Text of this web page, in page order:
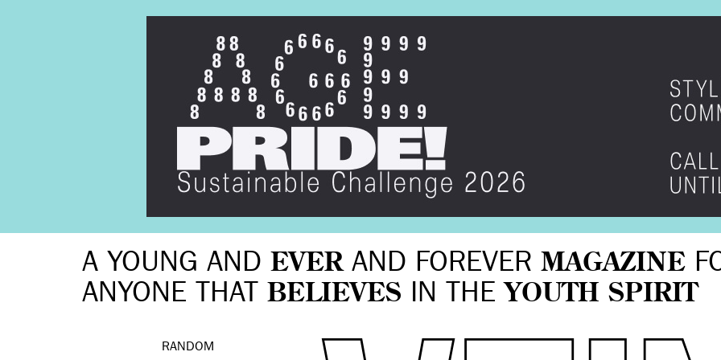
A YOUNG AND EVERAND FOREVER MAGAZINE
ANYONE THAT BELIEVES IN THE YOUTH SPIRIT
RANDOM